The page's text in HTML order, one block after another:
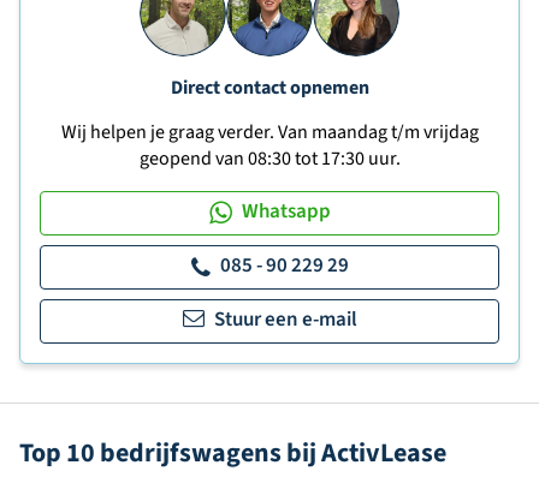
Direct contact opnemen
Wij helpen je graag verder. Van maandag t/m vrijdag
geopend van 08:30 tot 17:30 uur.
Whatsapp
085 - 90 229 29
Stuur een e-mail
Top 10 bedrijfswagens bij ActivLease